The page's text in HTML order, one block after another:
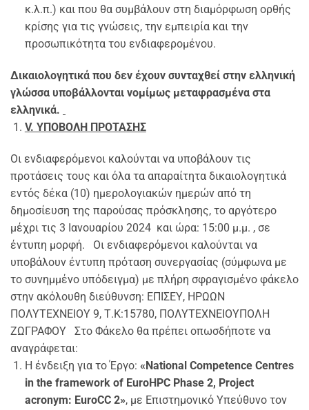
κ.λ.π.) και που θα συμβάλουν στη διαμόρφωση ορθής
κρίσης για τις γνώσεις, την εμπειρία και την
προσωπικότητα του ενδιαφερομένου.
Δικαιολογητικά που δεν έχουν συνταχθεί στην ελληνική
γλώσσα υποβάλλονται νομίμως μεταφρασμένα στα
ελληνικά.
V. ΥΠΟΒΟΛΗ ΠΡΟΤΑΣΗΣ
Οι ενδιαφερόμενοι καλούνται να υποβάλουν τις
προτάσεις τους και όλα τα απαραίτητα δικαιολογητικά
εντός δέκα (10) ημερολογιακών ημερών από τη
δημοσίευση της παρούσας πρόσκλησης, το αργότερο
μέχρι τις 3 Ιανουαρίου 2024 και ώρα: 15:00 μ.μ. , σε
έντυπη μορφή. Οι ενδιαφερόμενοι καλούνται να
υποβάλουν έντυπη πρόταση συνεργασίας (σύμφωνα με
το συνημμένο υπόδειγμα) με πλήρη σφραγισμένο φάκελο
στην ακόλουθη διεύθυνση: ΕΠΙΣΕΥ, ΗΡΩΩΝ
ΠΟΛΥΤΕΧΝΕΙΟΥ 9, Τ.Κ:15780, ΠΟΛΥΤΕΧΝΕΙΟΥΠΟΛΗ
ΖΩΓΡΑΦΟΥ Στο Φάκελο θα πρέπει οπωσδήποτε να
αναγράφεται:
Η ένδειξη για το Έργο: «National Competence Centres
in the framework of EuroHPC Phase 2, Project
acronym: EuroCC 2», με Επιστημονικό Υπεύθυνο τον